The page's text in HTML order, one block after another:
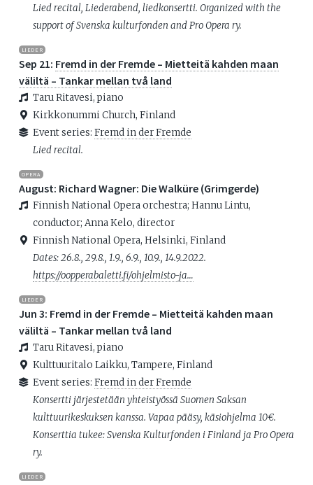
Lied recital, Liederabend, liedkonsertti. Organized with the
support of Svenska kulturfonden and Pro Opera ry.
LIEDER
Sep 21: Fremd in der Fremde – Mietteitä kahden maan
väliltä – Tankar mellan två land
Taru Ritavesi, piano
Kirkkonummi Church, Finland
Event series: Fremd in der Fremde
Lied recital.
OPERA
August: Richard Wagner: Die Walküre (Grimgerde)
Finnish National Opera orchestra; Hannu Lintu,
conductor; Anna Kelo, director
Finnish National Opera, Helsinki, Finland
Dates: 26.8., 29.8., 1.9., 6.9., 10.9., 14.9.2022.
https://oopperabaletti.fi/ohjelmisto-ja…
LIEDER
Jun 3: Fremd in der Fremde – Mietteitä kahden maan
väliltä – Tankar mellan två land
Taru Ritavesi, piano
Kulttuuritalo Laikku, Tampere, Finland
Event series: Fremd in der Fremde
Konsertti järjestetään yhteistyössä Suomen Saksan
kulttuurikeskuksen kanssa. Vapaa pääsy, käsiohjelma 10€.
Konserttia tukee: Svenska Kulturfonden i Finland ja Pro Opera
ry.
LIEDER